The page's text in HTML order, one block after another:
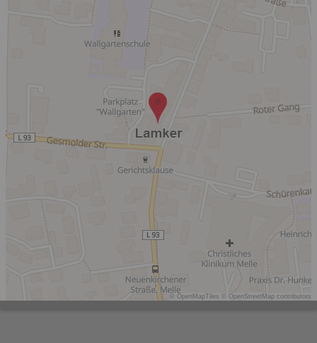
© OpenMapTiles © OpenStreetMap contributors